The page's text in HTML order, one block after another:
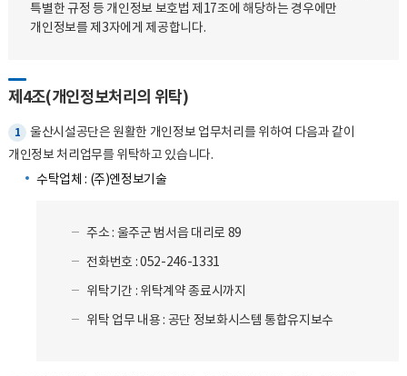
특별한 규정 등 개인정보 보호법 제17조에 해당하는 경우에만
개인정보를 제3자에게 제공합니다.
제4조(개인정보처리의 위탁)
1
울산시설공단은 원활한 개인정보 업무처리를 위하여 다음과 같이
개인정보 처리업무를 위탁하고 있습니다.
수탁업체 : (주)엔정보기술
주소 : 울주군 범서읍 대리로 89
전화번호 : 052-246-1331
위탁기간 : 위탁계약 종료시까지
위탁 업무 내용 : 공단 정보화시스템 통합유지보수